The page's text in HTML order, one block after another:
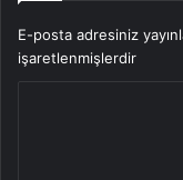
E-posta adresiniz
işaretlenmişlerdir